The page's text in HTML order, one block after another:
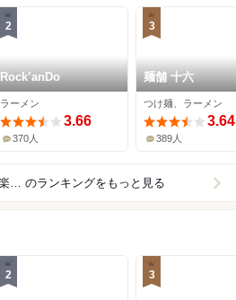
2
Rock’anDo
ラーメン
3.66
370人
3
麺舗 十六
つけ麺、ラーメン
3.64
389人
要町～平和台（有楽町線）×ラーメン のランキングをもっと見る
2 3